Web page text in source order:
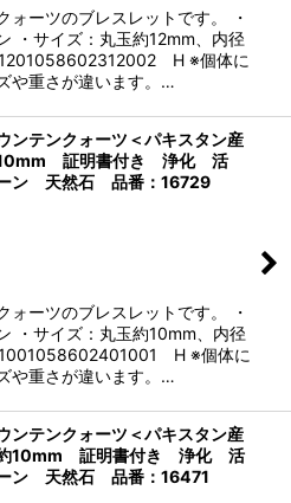
ォーツのブレスレットです。 ・
・サイズ：丸玉約12mm、内径
H ※個体に
や重さが違います。…
テンクォーツ＜パキスタン産
証明書付き 浄化 活
ン 天然石 品番：16729
ォーツのブレスレットです。 ・
・サイズ：丸玉約10mm、内径
H ※個体に
や重さが違います。…
テンクォーツ＜パキスタン産
10mm 証明書付き 浄化 活
ン 天然石 品番：16471